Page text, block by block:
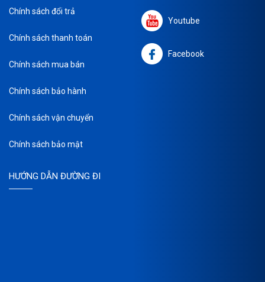
Chính sách đổi trả
Chính sách thanh toán
Chính sách mua bán
Chính sách bảo hành
Chính sách vận chuyển
Chính sách bảo mật
Youtube
Facebook
HƯỚNG DẪN ĐƯỜNG ĐI